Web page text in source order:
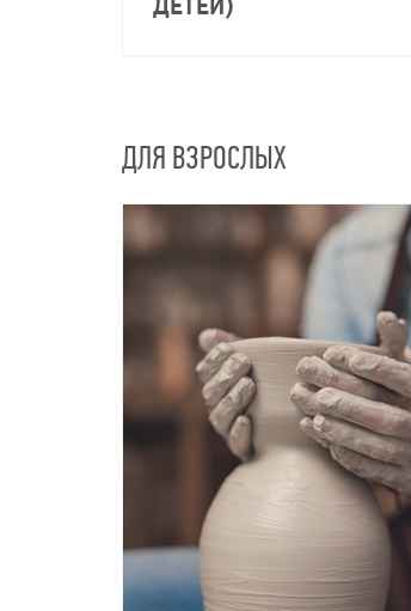
ДЕТЕЙ)
ДЛЯ ВЗРОСЛЫХ